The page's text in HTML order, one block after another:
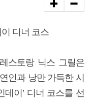
디너 코스
스토랑 닉스 그릴은
인과 낭만 가득한 시
데이’ 디너 코스를 선